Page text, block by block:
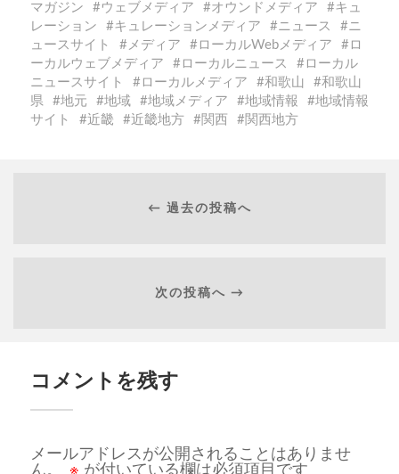
マガジン
ウェブメディア オウンドメディア
キュ
レーション
キュレーションメディア ニュース
ニ
ュースサイト
メディア ローカルWebメディア
ロ
ーカルウェブメディア
ローカルニュース
ローカル
ニュースサイト
ローカルメディア 和歌山
和歌山
県
地元 地域 地域メディア 地域情報
地域情報
サイト
近畿 近畿地方 関西 関西地方
← 過去の投稿へ
次の投稿へ →
コメントを残す
メールアドレスが公開されることはありませ
ん。
※ が付いている欄は必須項目です